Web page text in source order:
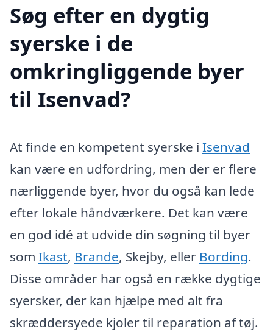
Søg efter en dygtig
syerske i de
omkringliggende byer
til Isenvad?
At finde en kompetent syerske i Isenvad
kan være en udfordring, men der er flere
nærliggende byer, hvor du også kan lede
efter lokale håndværkere. Det kan være
en god idé at udvide din søgning til byer
som Ikast, Brande, Skejby, eller Bording.
Disse områder har også en række dygtige
syersker, der kan hjælpe med alt fra
skræddersyede kjoler til reparation af tøj.